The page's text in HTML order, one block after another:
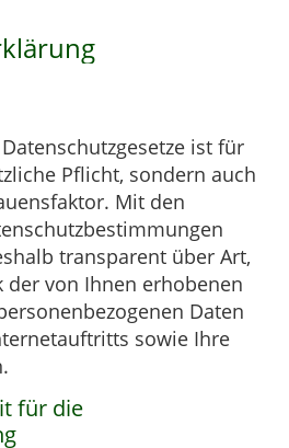
ist für
Pflicht, sondern auch
Mit den
transparent über Art,
der von Ihnen erhobenen
Daten
sowie Ihre
für die